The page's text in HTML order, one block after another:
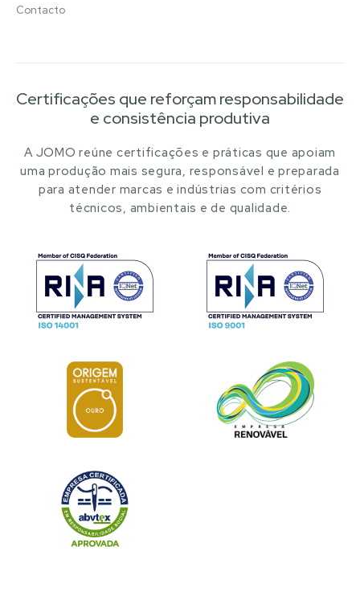
Contacto
Certificações que reforçam responsabilidade
e consistência produtiva
A JOMO reúne certificações e práticas que apoiam
uma produção mais segura, responsável e preparada
para atender marcas e indústrias com critérios
técnicos, ambientais e de qualidade.